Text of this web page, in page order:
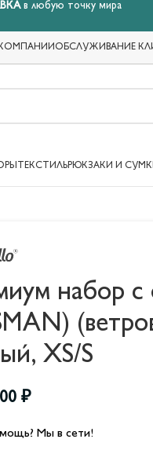
в любую точку мира
ОБСЛУЖИВАНИЕ
ТЕКСТИЛЬРЮКЗАКИ И
набор
XS/S
₽
Мы в сети!